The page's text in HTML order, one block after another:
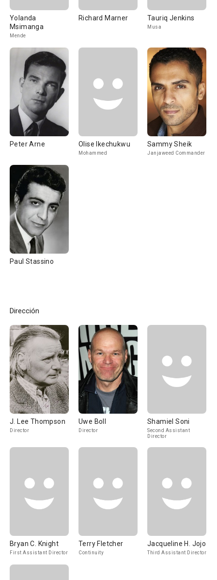
Yolanda
Msimanga
Mende
Richard Marner Tauriq Jenkins
Musa
Peter Arne Olise Ikechukwu
Mohammed
Sammy Sheik
Janjaweed Commander
Paul Stassino
Dirección
J. Lee Thompson
Director
Uwe Boll
Director
Shamiel Soni
Second Assistant
Director
Bryan C. Knight
First Assistant Director
Terry Fletcher
Continuity
Jacqueline H. Jojo
Third Assistant Director